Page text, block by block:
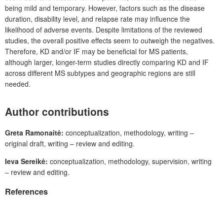
being mild and temporary. However, factors such as the disease
duration, disability level, and relapse rate may influence the
likelihood of adverse events. Despite limitations of the reviewed
studies, the overall positive effects seem to outweigh the negatives.
Therefore, KD and/or IF may be beneficial for MS patients,
although larger, longer-term studies directly comparing KD and IF
across different MS subtypes and geographic regions are still
needed.
Author contributions
Greta Ramonaitė: conceptualization, methodology, writing –
original draft, writing – review and editing.
Ieva Sereikė: conceptualization, methodology, supervision, writing
– review and editing.
References